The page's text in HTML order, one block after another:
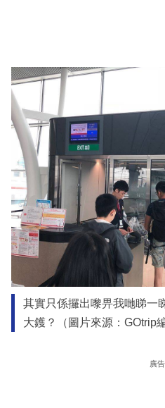
其實只係攞出嚟畀我哋睇一
大鑊？（圖片來源：GOtrip
廣告